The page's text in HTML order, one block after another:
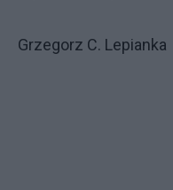
Grzegorz C.